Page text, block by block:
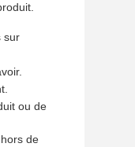
sur
ou de
de